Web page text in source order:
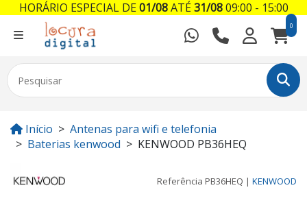
0
Início
Antenas para wifi e telefonia
Baterias kenwood
KENWOOD PB36HEQ
Referência PB36HEQ | KENWOOD
HORÁRIO ESPECIAL DE01/08ATÉ31/0809:00 - 15:00